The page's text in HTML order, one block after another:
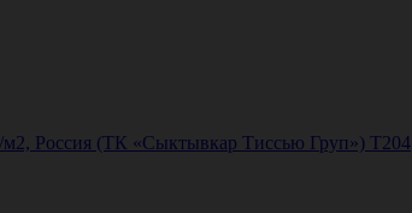
м2, Россия (ТК «Сыктывкар Тиссью Груп») Т204